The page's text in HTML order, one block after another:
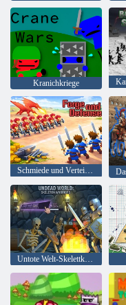
Kranichkriege
Schmiede und Verteidigung
Untote Welt-Skelettkrieger